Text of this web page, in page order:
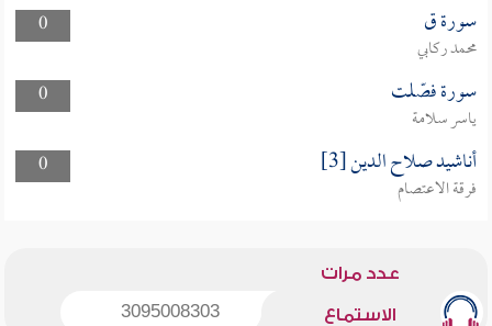
0
سورة ق
محمد ركابي
0
سورة فصّلت
ياسر سلامة
0
أناشيد صلاح الدين [3]
فرقة الاعتصام
عدد مرات
الاستماع 3095008303